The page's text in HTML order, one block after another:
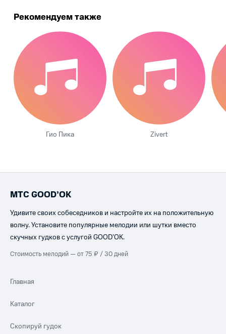
Рекомендуем также
Гио Пика Zivert
МТС GOOD’OK
Удивите своих собеседников и настройте их на положительную
волну. Установите популярные мелодии или шутки вместо
скучных гудков с услугой GOOD’OK.
Стоимость мелодий — от 75 ₽ / 30 дней
Главная
Каталог
Скопируй гудок